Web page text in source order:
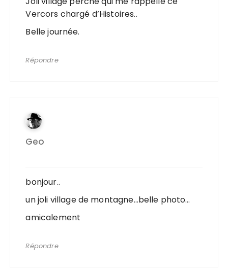
Vercors chargé d’Histoires..
Belle journée.
Répondre
Geo
bonjour..
un joli village de montagne…belle photo…
amicalement
Répondre